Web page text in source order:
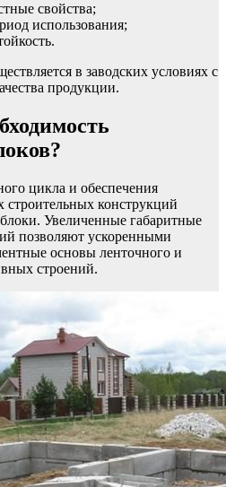
свойства;
использования;
в заводских условиях с
продукции.
цикла и обеспечения
конструкций
Увеличенные габаритные
позволяют ускоренными
основы ленточного и
строений.